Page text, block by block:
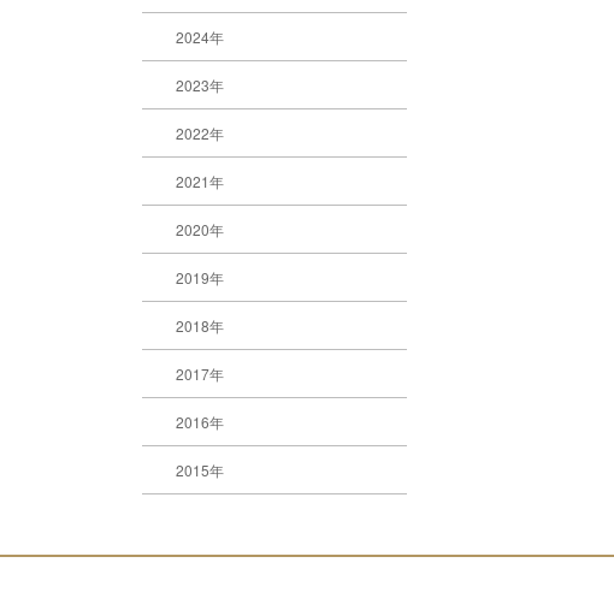
2024年
2023年
2022年
2021年
2020年
2019年
2018年
2017年
2016年
2015年